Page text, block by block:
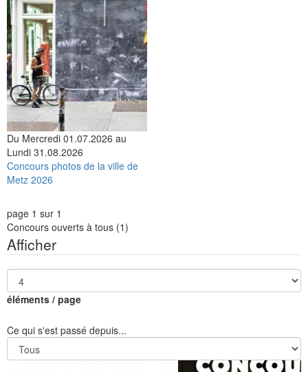
Du Mercredi 01.07.2026 au
Lundi 31.08.2026
Concours photos de la ville de
Metz 2026
page 1 sur 1
Concours ouverts à tous (1)
Afficher
éléments / page
Ce qui s'est passé depuis...